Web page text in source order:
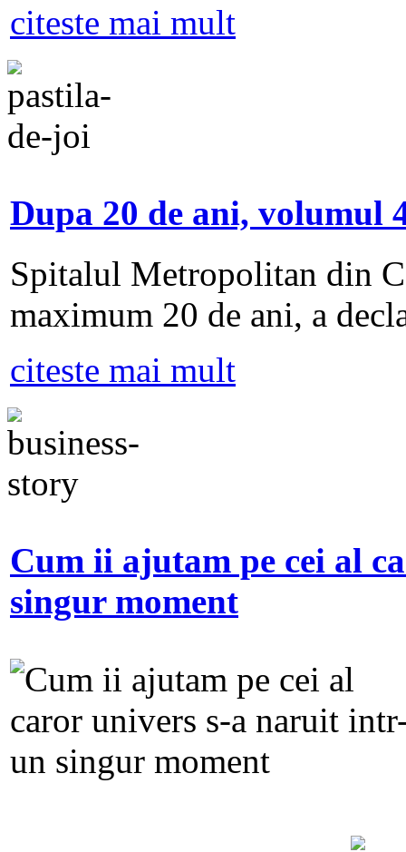
citeste mai mult
Dupa 20 de ani, volumul
Spitalul Metropolitan din
maximum 20 de ani, a
citeste mai mult
Cum ii ajutam pe cei al
singur moment